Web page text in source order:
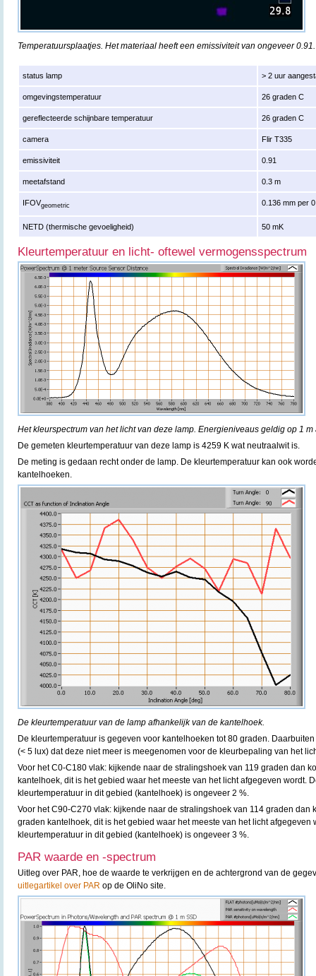
Temperatuursplaatjes. Het materiaal heeft een emissiviteit van ongeveer 0.91.
status lamp > 2 uur
omgevingstemperatuur 26 graden C
gereflecteerde schijnbare temperatuur 26 graden C
camera Flir T335
emissiviteit 0.91
meetafstand 0.3 m
IFOVgeometric 0.136 mm per
NETD (thermische gevoeligheid) 50 mK
Kleurtemperatuur en licht- oftewel vermogensspectrum
Het kleurspectrum van het licht van deze lamp. Energieniveaus geldig op 1 m
De gemeten kleurtemperatuur van deze lamp is 4259 K wat neutraalwit is.
De meting is gedaan recht onder de lamp. De kleurtemperatuur kan ook
kantelhoeken.
De kleurtemperatuur van de lamp afhankelijk van de kantelhoek.
De kleurtemperatuur is gegeven voor kantelhoeken tot 80 graden.
(< 5 lux) dat deze niet meer is meegenomen voor de kleurbepaling van het
Voor het C0-C180 vlak: kijkende naar de stralingshoek van 119 graden dan
kantelhoek, dit is het gebied waar het meeste van het licht afgegeven wordt.
kleurtemperatuur in dit gebied (kantelhoek) is ongeveer 2 %.
Voor het C90-C270 vlak: kijkende naar de stralingshoek van 114 graden dan
graden kantelhoek, dit is het gebied waar het meeste van het licht afgegeven
kleurtemperatuur in dit gebied (kantelhoek) is ongeveer 3 %.
PAR waarde en -spectrum
Uitleg over PAR, hoe de waarde te verkrijgen en de achtergrond van de
uitlegartikel over PAR op de OliNo site.